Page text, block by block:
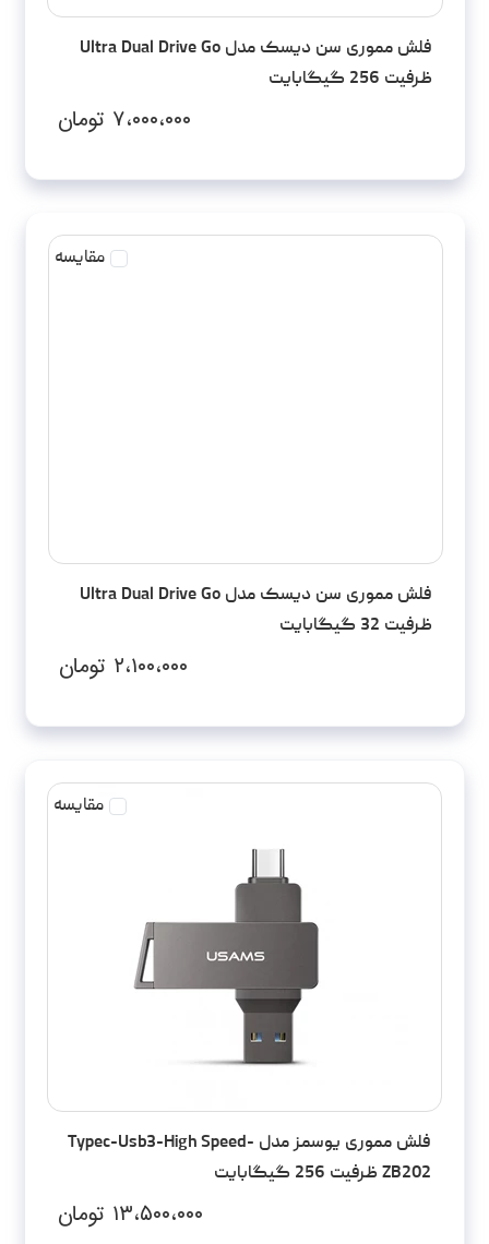
فلش مموری سن دیسک مدل Ultra Dual Drive Go
ظرفیت 256 گیگابایت
۷،۰۰۰،۰۰۰ تومان
مقایسه
فلش مموری سن دیسک مدل Ultra Dual Drive Go
ظرفیت 32 گیگابایت
۲،۱۰۰،۰۰۰ تومان
مقایسه
فلش مموری یوسمز مدل Typec-Usb3-High Speed-
ZB202 ظرفیت 256 گیگابایت
۱۳،۵۰۰،۰۰۰ تومان